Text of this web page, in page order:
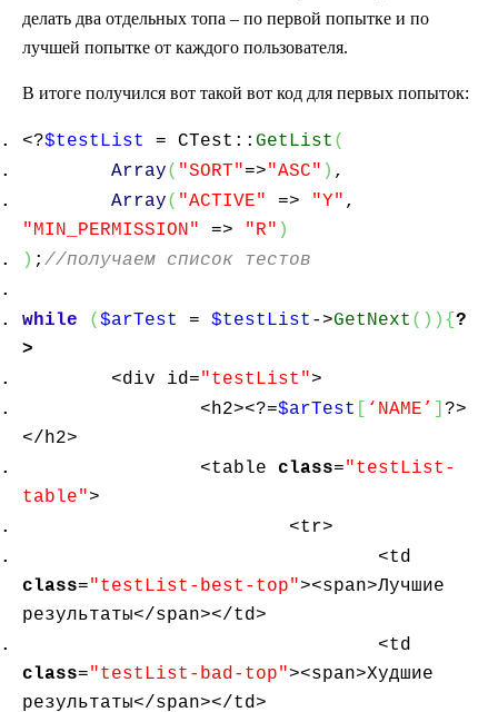
делать два отдельных топа – по первой попытке и по
лучшей попытке от каждого пользователя.
В итоге получился вот такой вот код для первых попыток:
<?$testList = CTest:: GetList (
Array( "SORT"=>"ASC" ) ,
Array( "ACTIVE" => "Y" ,
"MIN_PERMISSION"
=> "R" )
) ; //получаем список тестов
while ( $arTest = $testList ->GetNext ( ) ) { ?
>
<div id="testList">
<h2><?=$arTest ‘NAME’
?>
</h2>
<table class="testList-
table">
<tr>
<td
class="testList-best-top"><span>Лучшие
результаты</span></td>
<td
class="testList-bad-top"><span>Худшие
результаты</span></td>